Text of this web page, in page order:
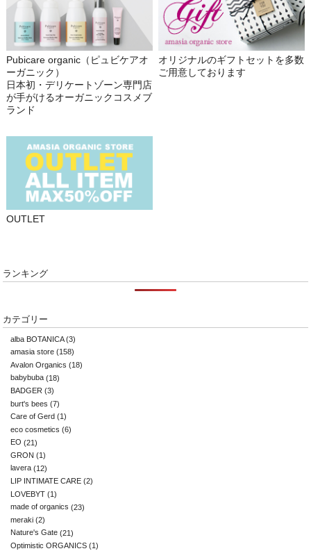
Pubicare organic（ピュビケアオ
ーガニック）
日本初・デリケートゾーン専門店
が手がけるオーガニックコスメブ
ランド
オリジナルのギフトセットを多数
ご用意しております
OUTLET
ランキング
カテゴリー
alba BOTANICA(3)
amasia store (158)
Avalon Organics (18)
babybuba (18)
BADGER (3)
burt's bees (7)
Care of Gerd (1)
eco cosmetics (6)
EO (21)
GRON (1)
lavera (12)
LIP INTIMATE CARE (2)
LOVEBYT (1)
made of organics (23)
meraki (2)
Nature's Gate (21)
Optimistic ORGANICS (1)